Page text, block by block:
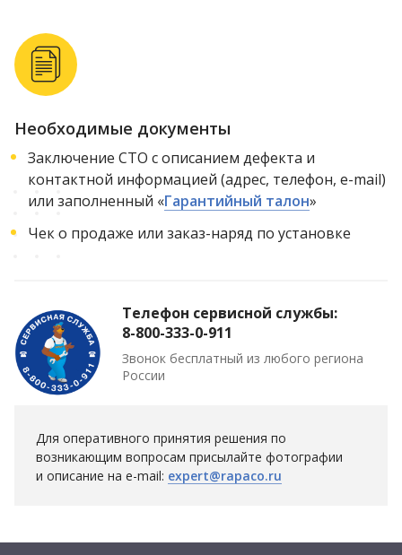
Необходимые документы
Заключение СТО с описанием дефекта и
контактной информацией (адрес, телефон, e-mail)
или заполненный «Гарантийный талон»
Чек о продаже или заказ-наряд по установке
Телефон сервисной службы:
8-800-333-0-911
Звонок бесплатный из любого региона
России
Для оперативного принятия решения по
возникающим вопросам присылайте фотографии
и описание на e-mail: expert@rapaco.ru